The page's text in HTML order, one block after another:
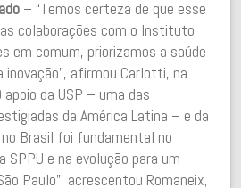
– “Temos certeza de que esse
colaborações com o Instituto
em comum, priorizamos a saúde
inovação”, afirmou Carlotti, na
da USP – uma das
da América Latina – e da
Brasil foi fundamental no
SPPU e na evolução para um
Paulo”, acrescentou Romaneix,